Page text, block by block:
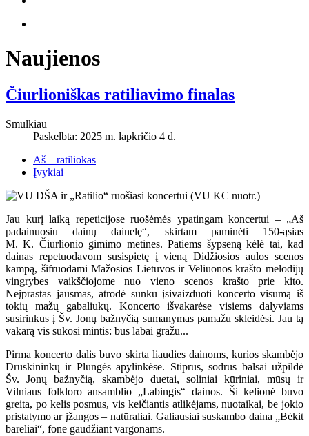
Naujienos
Čiurlioniškas ratiliavimo finalas
Smulkiau
Paskelbta: 2025 m. lapkričio 4 d.
Aš – ratiliokas
Įvykiai
Jau kurį laiką repeticijose ruošėmės ypatingam koncertui – „Aš
padainuosiu dainų dainelę“, skirtam paminėti 150-ąsias
M. K. Čiurlionio gimimo metines. Patiems šypseną kėlė tai, kad
dainas repetuodavom susispietę į vieną Didžiosios aulos scenos
kampą, šifruodami Mažosios Lietuvos ir Veliuonos krašto melodijų
vingrybes vaikščiojome nuo vieno scenos krašto prie kito.
Neįprastas jausmas, atrodė sunku įsivaizduoti koncerto visumą iš
tokių mažų gabaliukų. Koncerto išvakarėse visiems dalyviams
susirinkus į Šv. Jonų bažnyčią sumanymas pamažu skleidėsi. Jau tą
vakarą vis sukosi mintis: bus labai gražu...
Pirma koncerto dalis buvo skirta liaudies dainoms, kurios skambėjo
Druskininkų ir Plungės apylinkėse. Stiprūs, sodrūs balsai užpildė
Šv. Jonų bažnyčią, skambėjo duetai, soliniai kūriniai, mūsų ir
Vilniaus folkloro ansamblio „Labingis“ dainos. Ši kelionė buvo
greita, po kelis posmus, vis keičiantis atlikėjams, nuotaikai, be jokio
pristatymo ar įžangos – natūraliai. Galiausiai suskambo daina „Bėkit
bareliai“, fone gaudžiant vargonams.